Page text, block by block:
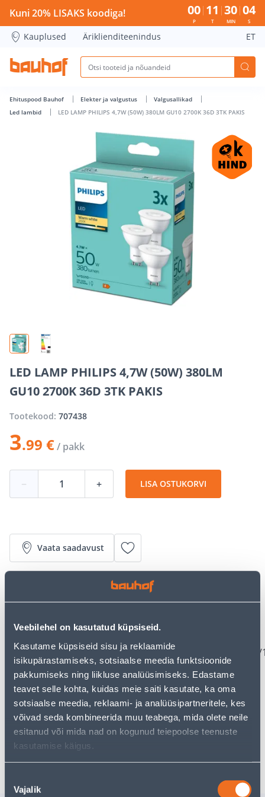
Veebilehel on kasutatud küpsiseid.
Kasutame küpsiseid sisu ja reklaamide
isikupärastamiseks, sotsiaalse meedia funktsioonide
pakkumiseks ning liikluse analüüsimiseks. Edastame
teavet selle kohta, kuidas meie saiti kasutate, ka oma
sotsiaalse meedia, reklaami- ja analüüsipartneritele, kes
võivad seda kombineerida muu teabega, mida olete neile
esitanud või mida nad on kogunud teiepoolse teenuste
kasutamise käigus.
valik
Vajalik
LED LAMP PHILIPS 4,7W (50W) 380LM GU10 2700K 36D
Kuni 20% LISAKS koodiga! 00
P
11
T
30
MIN
03
S
Kauplused Äriklienditeenindus ET
Ehituspood Bauhof Elekter ja valgustus
Valgusallikad
Led lambid
LED LAMP PHILIPS 4,7W (50W) 380LM GU10 2700K 36D 3TK PAKIS
LED LAMP PHILIPS 4,7W (50W) 380LM
GU10 2700K 36D 3TK PAKIS
Tootekood: 707438
3.99 €/ pakk
− + LISA OSTUKORVI
Vaata saadavust
• LED lamp võimsusega 4,7 W, mis on samaväärne 50
• Lambi eluiga ca 15000 tundi.
https://eprel.ec.europa.eu/screen/product/lightsources/
• 14-päevane tagastusõigus.
Eeldatav kojuvedu 3,69 € al. 2-5 tööpäeva
Tarne pakiautomaati al. 2,29 € al. 2-5 tööpäeva
Poest kätte, alates 06.08.2026